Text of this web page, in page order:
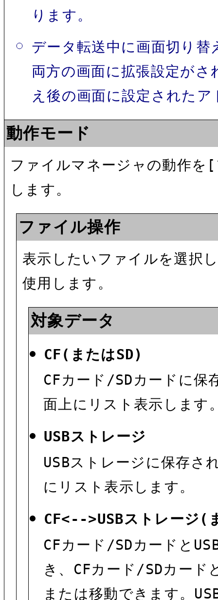
ります。
データ転送中に画面切り
両方の画面に拡張設定が
え後の画面に設定された
動作モード
ファイルマネージャの動作
します。
ファイル操作
表示したいファイルを選択
使用します。
対象データ
CF(またはSD)
CFカード/SDカードに保
面上にリスト表示します
USBストレージ
USBストレージに保存さ
にリスト表示します。
CF<-->USBストレージ(
CFカード/SDカードと
き、CFカード/SDカード
または移動できます。